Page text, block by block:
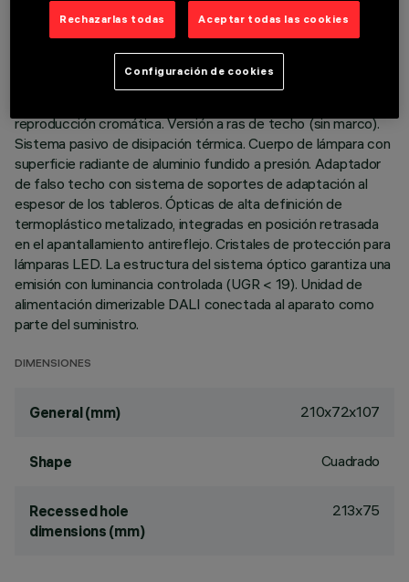
ÚLTIMA ACTUALIZACIÓN: 01/08/2026
reproducción cromática. Versión a ras de techo (sin marco).
Sistema pasivo de disipación térmica. Cuerpo de lámpara con
superficie radiante de aluminio fundido a presión. Adaptador
de falso techo con sistema de soportes de adaptación al
espesor de los tableros. Ópticas de alta definición de
termoplástico metalizado, integradas en posición retrasada
en el apantallamiento antireflejo. Cristales de protección para
lámparas LED. La estructura del sistema óptico garantiza una
emisión con luminancia controlada (UGR < 19). Unidad de
alimentación dimerizable DALI conectada al aparato como
parte del suministro.
DIMENSIONES
General (mm) 210x72x107
Shape Cuadrado
Recessed hole
dimensions (mm)
213x75
Rechazarlas todas Aceptar todas las cookies
Configuración de cookies